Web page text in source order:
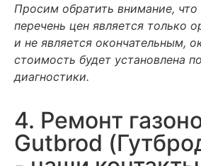
Просим обратить внимание, что
перечень цен является только
и не является окончательным,
стоимость будет установлена
диагностики.
4. Ремонт
Gutbrod